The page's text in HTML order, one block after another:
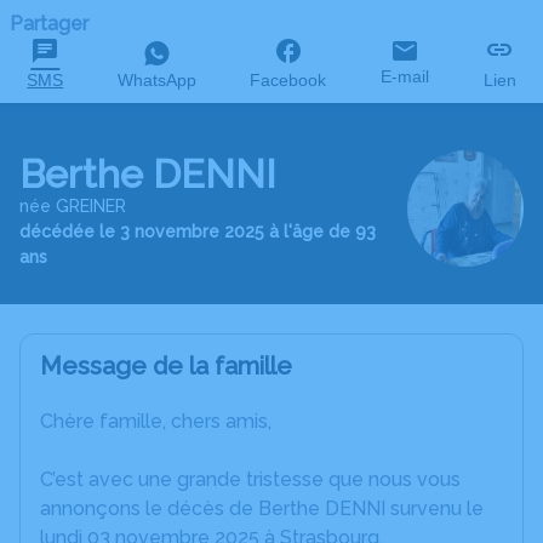
Partager
SMS WhatsApp Facebook E-mail Lien
Berthe DENNI
née GREINER
décédée le 3 novembre 2025 à l'âge de 93
ans
Message de la famille
Chère famille, chers amis,
C’est avec une grande tristesse que nous vous
annonçons le décès de Berthe DENNI survenu le
lundi 03 novembre 2025 à Strasbourg.